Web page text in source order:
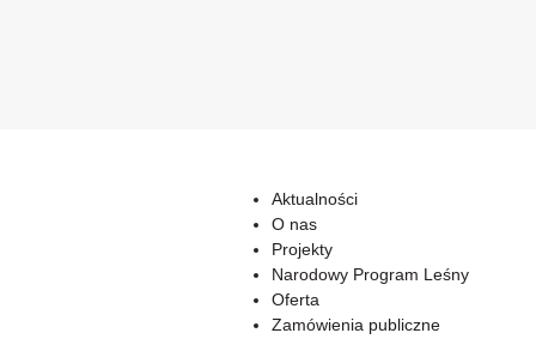
Aktualności
O nas
Projekty
Narodowy Program Leśny
Oferta
Zamówienia publiczne